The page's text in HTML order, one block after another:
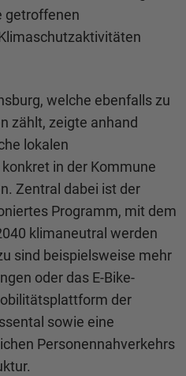
getroffenen
welche ebenfalls zu
zählt, zeigte anhand
lokalen
in der Kommune
Zentral dabei ist der
Programm, mit dem
klimaneutral werden
sind beispielsweise mehr
oder das E-Bike-
der
sowie eine
Personennahverkehrs